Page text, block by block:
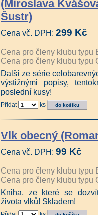
(Miroslava
Šustr)
Cena vč. DPH: 299 Kč
Cena pro členy klubu typu
Cena pro členy klubu typu
Další ze série
výstižnými popisy,
poslední kusy!
Přidat ks
Vlk obecný
Cena vč. DPH: 99 Kč
Cena pro členy klubu typu
Cena pro členy klubu typu
Kniha, ze které se
života vlků! Skladem!